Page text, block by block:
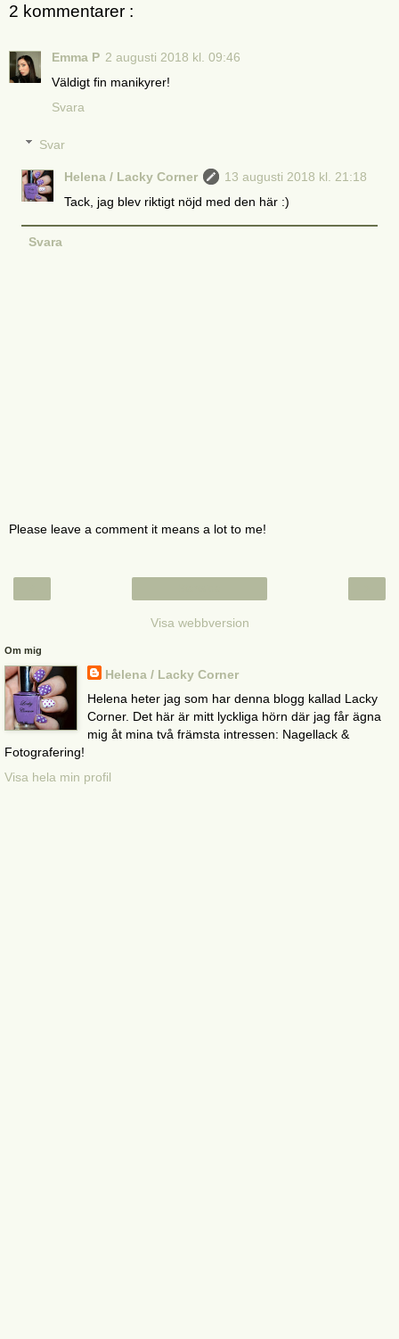
2 kommentarer :
Emma P 2 augusti 2018 kl. 09:46
Väldigt fin manikyrer!
Svara
Svar
Helena / Lacky Corner
13 augusti 2018 kl. 21:18
Tack, jag blev riktigt nöjd med den här :)
Svara
Please leave a comment it means a lot to me!
Visa webbversion
Om mig
Helena / Lacky Corner
Helena heter jag som har denna blogg kallad Lacky
Corner. Det här är mitt lyckliga hörn där jag får ägna
mig åt mina två främsta intressen: Nagellack &
Fotografering!
Visa hela min profil